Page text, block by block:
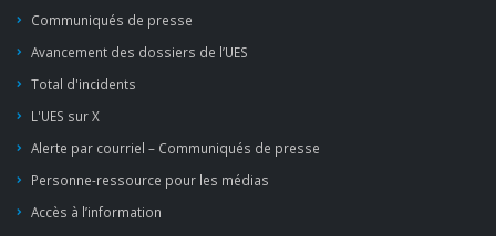
Communiqués de presse
Avancement des dossiers de l’UES
Total d'incidents
L'UES sur X
Alerte par courriel – Communiqués de presse
Personne-ressource pour les médias
Accès à l’information